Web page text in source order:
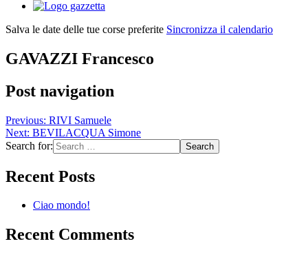
Salva le date delle tue corse preferite Sincronizza il calendario
GAVAZZI Francesco
Post navigation
Previous: RIVI Samuele
Next: BEVILACQUA Simone
Search for:
Recent Posts
Ciao mondo!
Recent Comments